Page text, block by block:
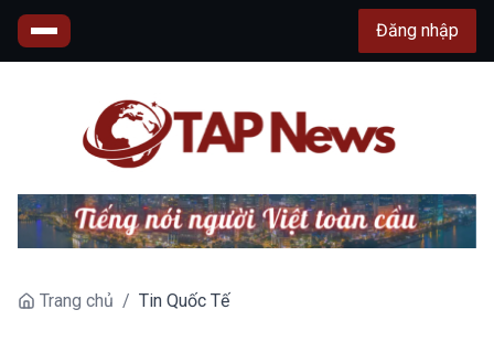
Đăng nhập
Trang chủ / Tin Quốc Tế